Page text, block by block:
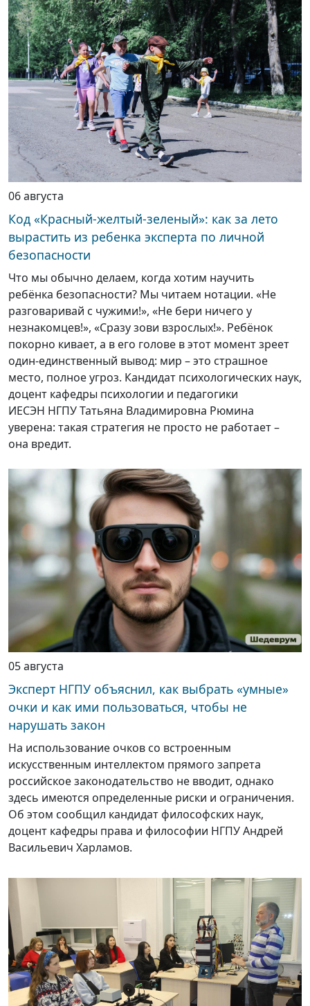
06 августа
Код «Красный-желтый-зеленый»: как за лето
вырастить из ребенка эксперта по личной
безопасности
Что мы обычно делаем, когда хотим научить
ребёнка безопасности? Мы читаем нотации. «Не
разговаривай с чужими!», «Не бери ничего у
незнакомцев!», «Сразу зови взрослых!». Ребёнок
покорно кивает, а в его голове в этот момент зреет
один-единственный вывод: мир – это страшное
место, полное угроз. Кандидат психологических наук,
доцент кафедры психологии и педагогики
ИЕСЭН НГПУ Татьяна Владимировна Рюмина
уверена: такая стратегия не просто не работает –
она вредит.
05 августа
Эксперт НГПУ объяснил, как выбрать «умные»
очки и как ими пользоваться, чтобы не
нарушать закон
На использование очков со встроенным
искусственным интеллектом прямого запрета
российское законодательство не вводит, однако
здесь имеются определенные риски и ограничения.
Об этом сообщил кандидат философских наук,
доцент кафедры права и философии НГПУ Андрей
Васильевич Харламов.